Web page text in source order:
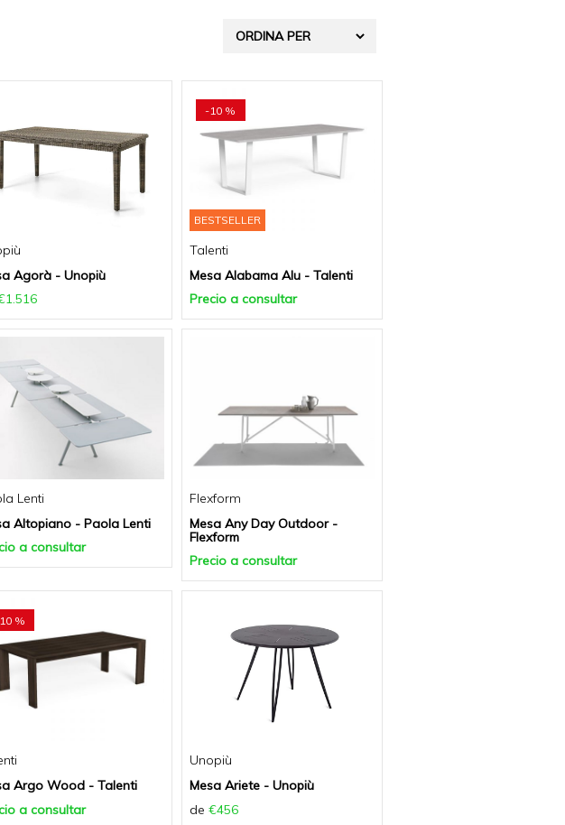
Agorà - Unopiù
-10 %
BESTSELLER
Talenti
Mesa Alabama Alu - Talenti
Precio a consultar
Lenti
Altopiano - Paola Lenti
a consultar
Flexform
Mesa Any Day Outdoor -
Flexform
Precio a consultar
%
Argo Wood - Talenti
a consultar
Unopiù
Mesa Ariete - Unopiù
de €456